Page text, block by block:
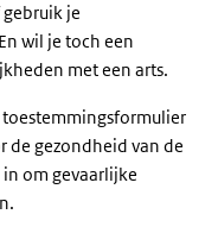
je
wil je toch een
met een arts.
de gezondheid van de
om gevaarlijke